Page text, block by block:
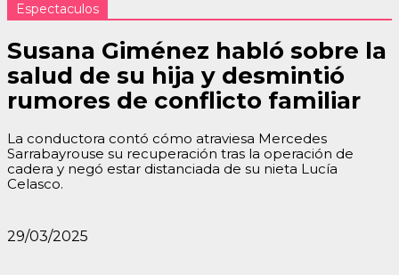
Espectaculos
Susana Giménez habló sobre la
salud de su hija y desmintió
rumores de conflicto familiar
La conductora contó cómo atraviesa Mercedes
Sarrabayrouse su recuperación tras la operación de
cadera y negó estar distanciada de su nieta Lucía
Celasco.
29/03/2025